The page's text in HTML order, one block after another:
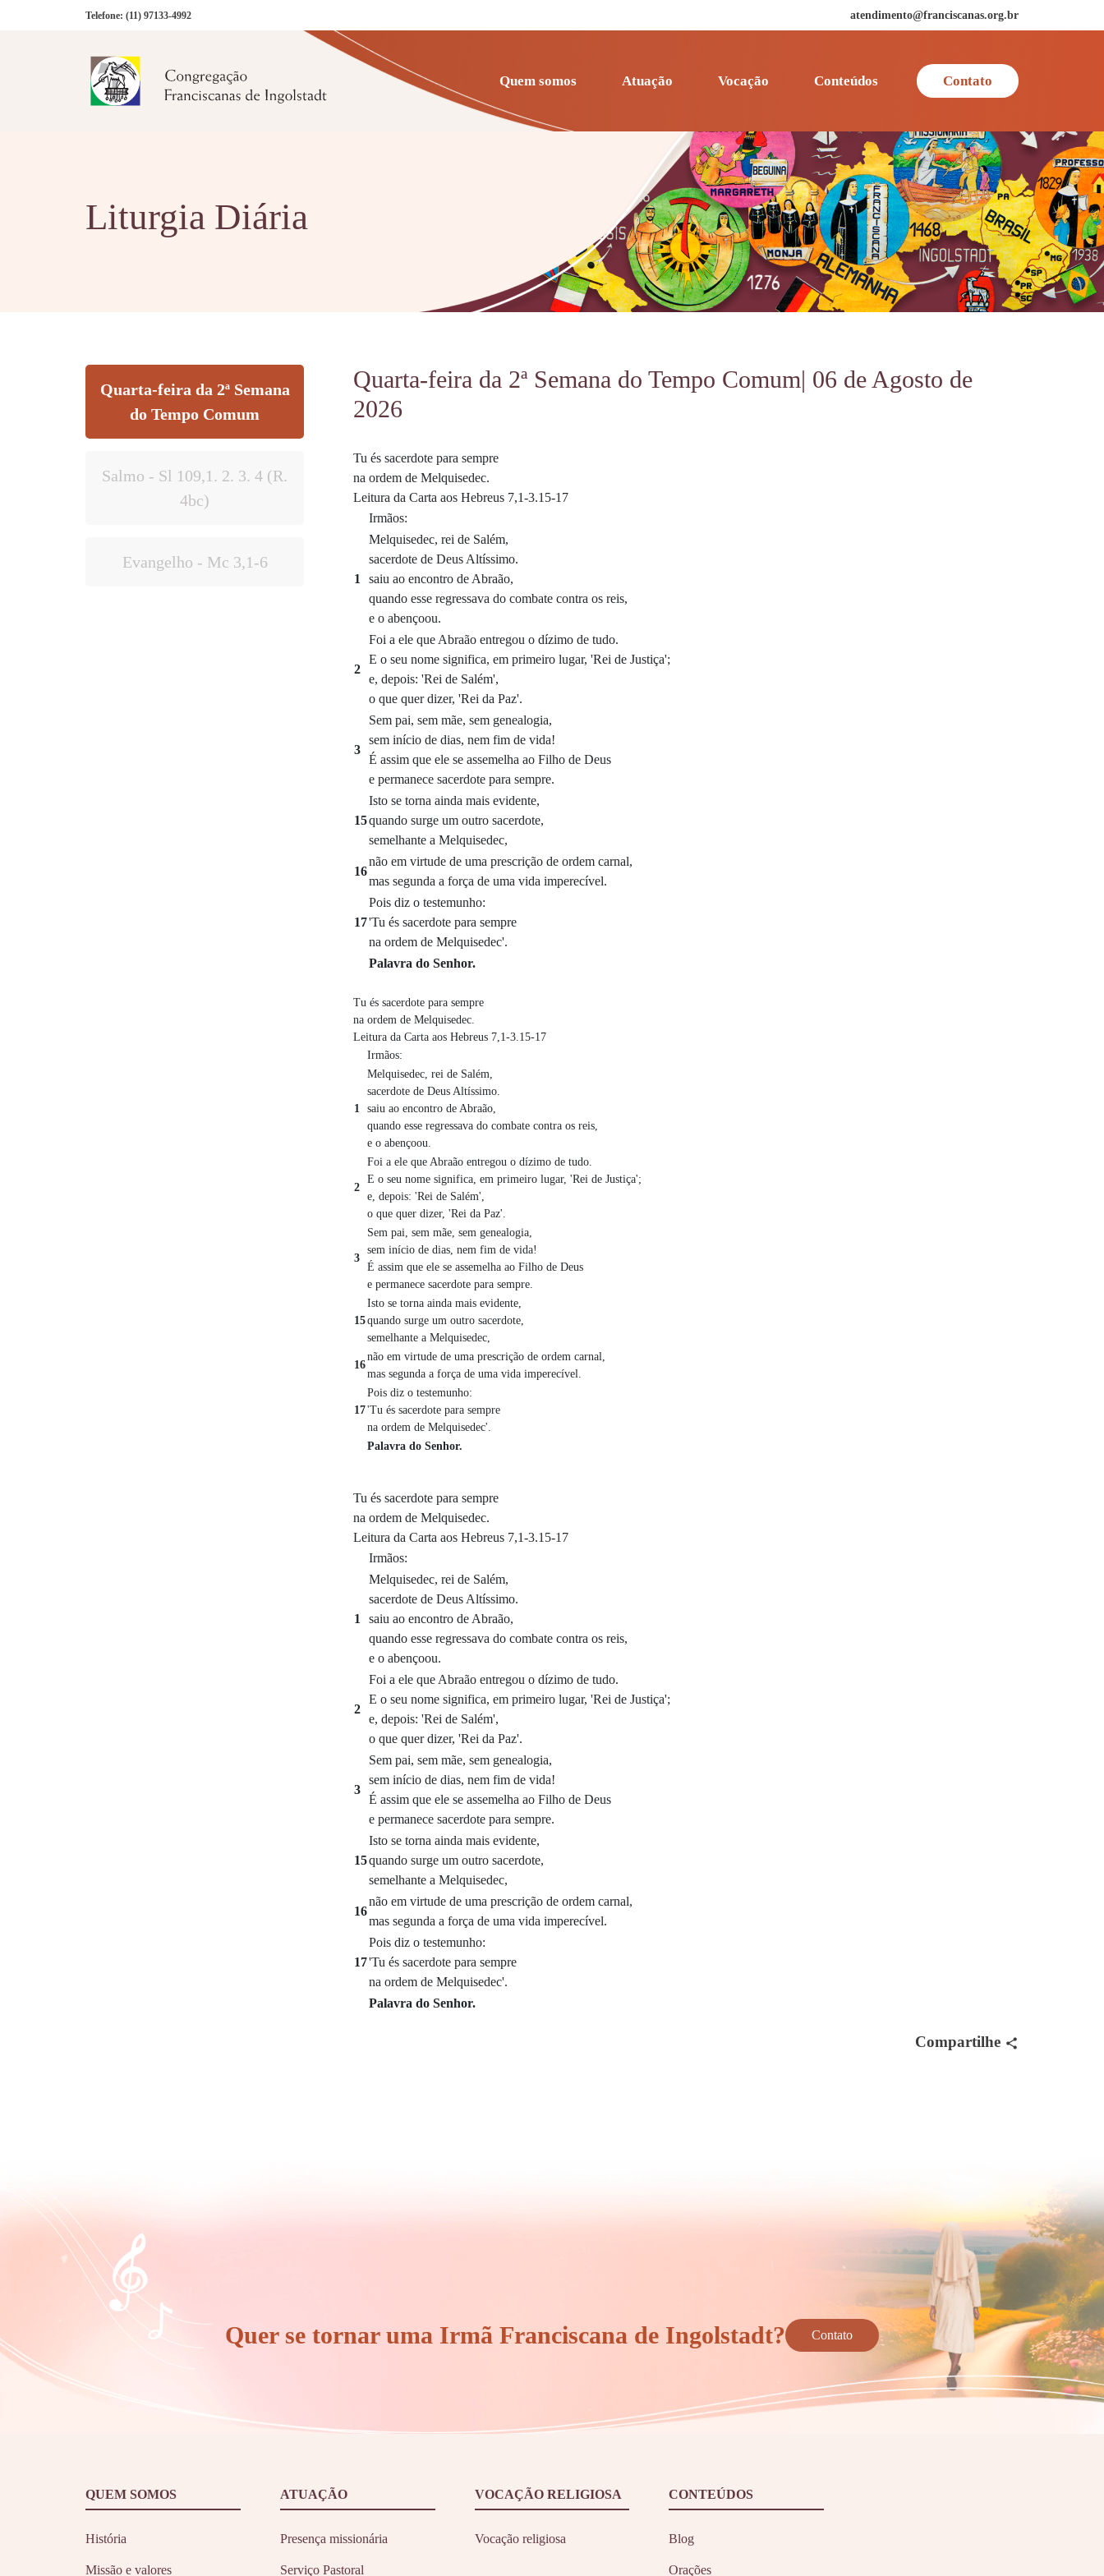
Telefone: (11) 97133-4992 atendimento@franciscanas.org.br
Quem somos Atuação Vocação Conteúdos Contato
Liturgia Diária
Quarta-feira da 2ª Semana
do Tempo Comum
Salmo - Sl 109,1. 2. 3. 4 (R.
4bc)
Evangelho - Mc 3,1-6
Quarta-feira da 2ª Semana do Tempo Comum| 06 de Agosto de
2026
Tu és sacerdote para sempre
na ordem de Melquisedec.
Leitura da Carta aos Hebreus 7,1-3.15-17
Irmãos:
1
Melquisedec, rei de Salém,
sacerdote de Deus Altíssimo.
saiu ao encontro de Abraão,
quando esse regressava do combate contra os reis,
e o abençoou.
2
Foi a ele que Abraão entregou o dízimo de tudo.
E o seu nome significa, em primeiro lugar, 'Rei de Justiça';
e, depois: 'Rei de Salém',
o que quer dizer, 'Rei da Paz'.
3
Sem pai, sem mãe, sem genealogia,
sem início de dias, nem fim de vida!
É assim que ele se assemelha ao Filho de Deus
e permanece sacerdote para sempre.
15
Isto se torna ainda mais evidente,
quando surge um outro sacerdote,
semelhante a Melquisedec,
16
não em virtude de uma prescrição de ordem carnal,
mas segunda a força de uma vida imperecível.
17
Pois diz o testemunho:
'Tu és sacerdote para sempre
na ordem de Melquisedec'.
Palavra do Senhor.
Tu és sacerdote para sempre
na ordem de Melquisedec.
Leitura da Carta aos Hebreus 7,1-3.15-17
Irmãos:
1
Melquisedec, rei de Salém,
sacerdote de Deus Altíssimo.
saiu ao encontro de Abraão,
quando esse regressava do combate contra os reis,
e o abençoou.
2
Foi a ele que Abraão entregou o dízimo de tudo.
E o seu nome significa, em primeiro lugar, 'Rei de Justiça';
e, depois: 'Rei de Salém',
o que quer dizer, 'Rei da Paz'.
3
Sem pai, sem mãe, sem genealogia,
sem início de dias, nem fim de vida!
É assim que ele se assemelha ao Filho de Deus
e permanece sacerdote para sempre.
15
Isto se torna ainda mais evidente,
quando surge um outro sacerdote,
semelhante a Melquisedec,
16
não em virtude de uma prescrição de ordem carnal,
mas segunda a força de uma vida imperecível.
17
Pois diz o testemunho:
'Tu és sacerdote para sempre
na ordem de Melquisedec'.
Palavra do Senhor.
Tu és sacerdote para sempre
na ordem de Melquisedec.
Leitura da Carta aos Hebreus 7,1-3.15-17
Irmãos:
1
Melquisedec, rei de Salém,
sacerdote de Deus Altíssimo.
saiu ao encontro de Abraão,
quando esse regressava do combate contra os reis,
e o abençoou.
2
Foi a ele que Abraão entregou o dízimo de tudo.
E o seu nome significa, em primeiro lugar, 'Rei de Justiça';
e, depois: 'Rei de Salém',
o que quer dizer, 'Rei da Paz'.
3
Sem pai, sem mãe, sem genealogia,
sem início de dias, nem fim de vida!
É assim que ele se assemelha ao Filho de Deus
e permanece sacerdote para sempre.
15
Isto se torna ainda mais evidente,
quando surge um outro sacerdote,
semelhante a Melquisedec,
16
não em virtude de uma prescrição de ordem carnal,
mas segunda a força de uma vida imperecível.
17
Pois diz o testemunho:
'Tu és sacerdote para sempre
na ordem de Melquisedec'.
Palavra do Senhor.
Compartilhe
Quer se tornar uma Irmã Franciscana de Ingolstadt? Contato
QUEM SOMOS
História
Missão e valores
ATUAÇÃO
Presença missionária
Serviço Pastoral
VOCAÇÃO RELIGIOSA
Vocação religiosa
CONTEÚDOS
Blog
Orações